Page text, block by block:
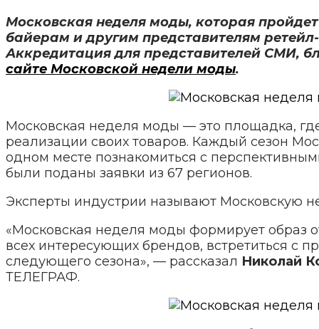
Московская неделя моды, которая
байерам и другим представителям
Аккредитация для представителей СМИ,
сайте Московской недели моды.
Московская неделя моды — это площадка,
реализации своих товаров. Каждый сезон
одном месте познакомиться с
были поданы заявки из 67 регионов.
Эксперты индустрии называют Московскую
«Московская неделя моды формирует образ
всех интересующих брендов, встретиться с
следующего сезона», — рассказал Николай
ТЕЛЕГРАФ.